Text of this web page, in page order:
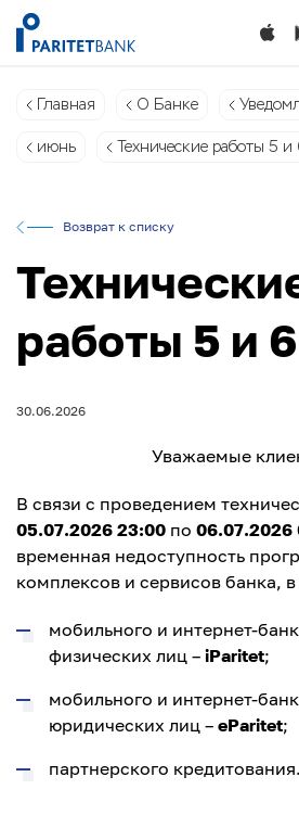
Главная О Банке
июнь Технические работы 5
Возврат к списку
работы 5 и
30.06.2026
Уважаемые
В связи с проведением
05.07.2026 23:00 по 06.07.2026
временная недоступность
комплексов и сервисов банка,
мобильного и интернет-
физических лиц – iParitet;
мобильного и интернет-
юридических лиц – eParitet;
партнерского кредитования.